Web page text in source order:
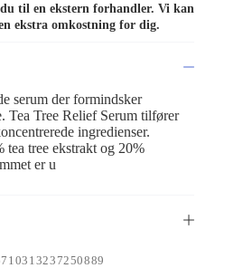
til en ekstern forhandler. Vi kan
ekstra omkostning for dig.
serum der formindsker
Tea Tree Relief Serum tilfører
ingredienser.
tea tree ekstrakt og 20%
er u